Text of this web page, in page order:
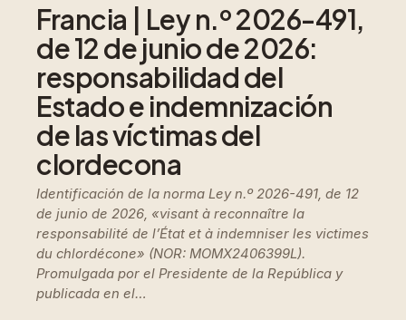
Francia | Ley n.º 2026-491,
de 12 de junio de 2026:
responsabilidad del
Estado e indemnización
de las víctimas del
clordecona
Identificación de la norma Ley n.º 2026-491, de 12
de junio de 2026, «visant à reconnaître la
responsabilité de l’État et à indemniser les victimes
du chlordécone» (NOR: MOMX2406399L).
Promulgada por el Presidente de la República y
publicada en el…